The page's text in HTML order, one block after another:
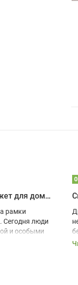
Почему проектор – лучший гаджет для домика в глэмпинге
рамки
Сегодня люди
и особыми